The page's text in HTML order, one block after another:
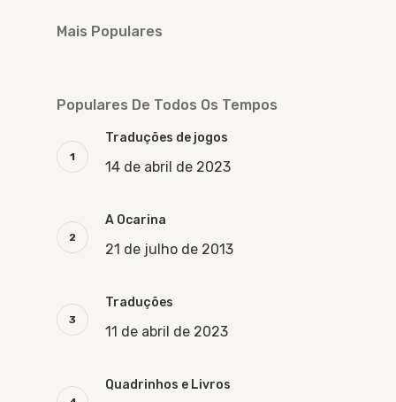
Mais Populares
Populares De Todos Os Tempos
Traduções de jogos
14 de abril de 2023
A Ocarina
21 de julho de 2013
Traduções
11 de abril de 2023
Quadrinhos e Livros